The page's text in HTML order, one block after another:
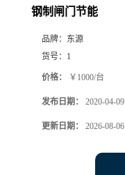
钢制闸门节能
品牌： 东源
货号： 1
价格： ￥1000/台
发布日期： 2020-04-09
更新日期： 2026-08-06